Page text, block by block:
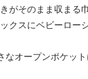
がそのまま収まる
クスにベビーロ
なオープンポケッ